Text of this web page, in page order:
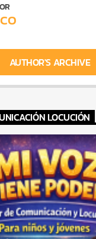
AUTHOR'S ARCHIVE
LOCUCIÓN